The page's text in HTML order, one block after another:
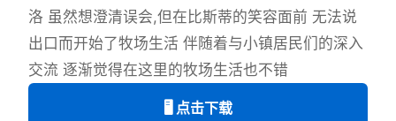
洛 虽然想澄清误会,但在比斯蒂的笑容面前 无法说
出口而开始了牧场生活 伴随着与小镇居民们的深入
交流 逐渐觉得在这里的牧场生活也不错
🖥️ 点击下载